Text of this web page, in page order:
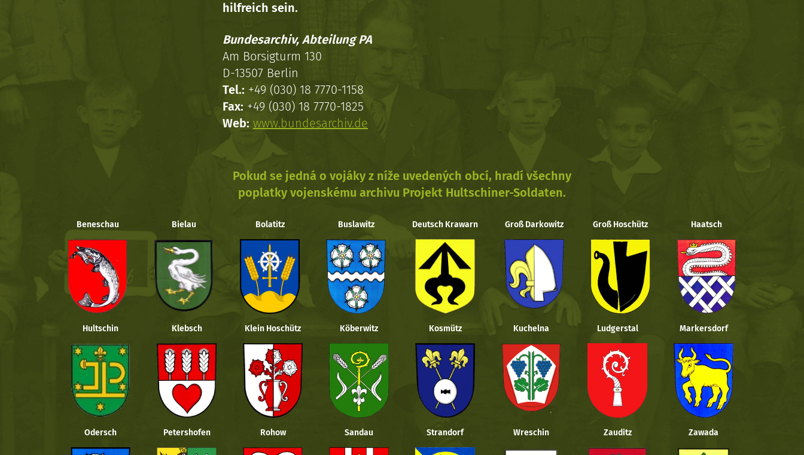
hilfreich sein.
Bundesarchiv, Abteilung PA
Am Borsigturm 130
D-13507 Berlin
Tel.: +49 (030) 18 7770-1158
Fax: +49 (030) 18 7770-1825
Web: www.bundesarchiv.de
Pokud se jedná o vojáky z níže uvedených obcí, hradí všechny
poplatky vojenskému archivu Projekt Hultschiner-Soldaten.
Beneschau Bielau Bolatitz Buslawitz Deutsch Krawarn Groß Darkowitz Groß Hoschütz Haatsch
Hultschin Klebsch Klein Hoschütz Köberwitz Kosmütz Kuchelna Ludgerstal Markersdorf
Odersch Petershofen Rohow Sandau Strandorf Wreschin Zauditz Zawada